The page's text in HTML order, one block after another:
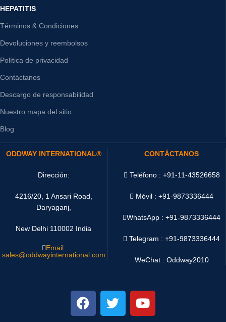
HEPATITIS
Términos & Condiciones
Devoluciones y reembolsos
Política de privacidad
Contáctanos
Descargo de responsabilidad
Nuestro mapa del sitio
Blog
ODDWAY INTERNATIONAL®
Dirección:
4216/20, 1 Ansari Road,
Daryaganj,
New Delhi 110002 India
Email:
sales@oddwayinternational.com
CONTÁCTANOS
Teléfono : +91-11-43526658
Móvil : +91-9873336444
WhatsApp :+91-9873336444
Telegram : +91-9873336444
WeChat : Oddway2010